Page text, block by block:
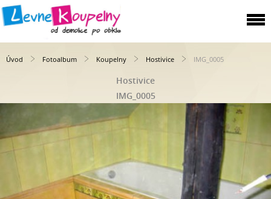
Úvod Fotoalbum Koupelny Hostivice IMG_0005
Hostivice
IMG_0005